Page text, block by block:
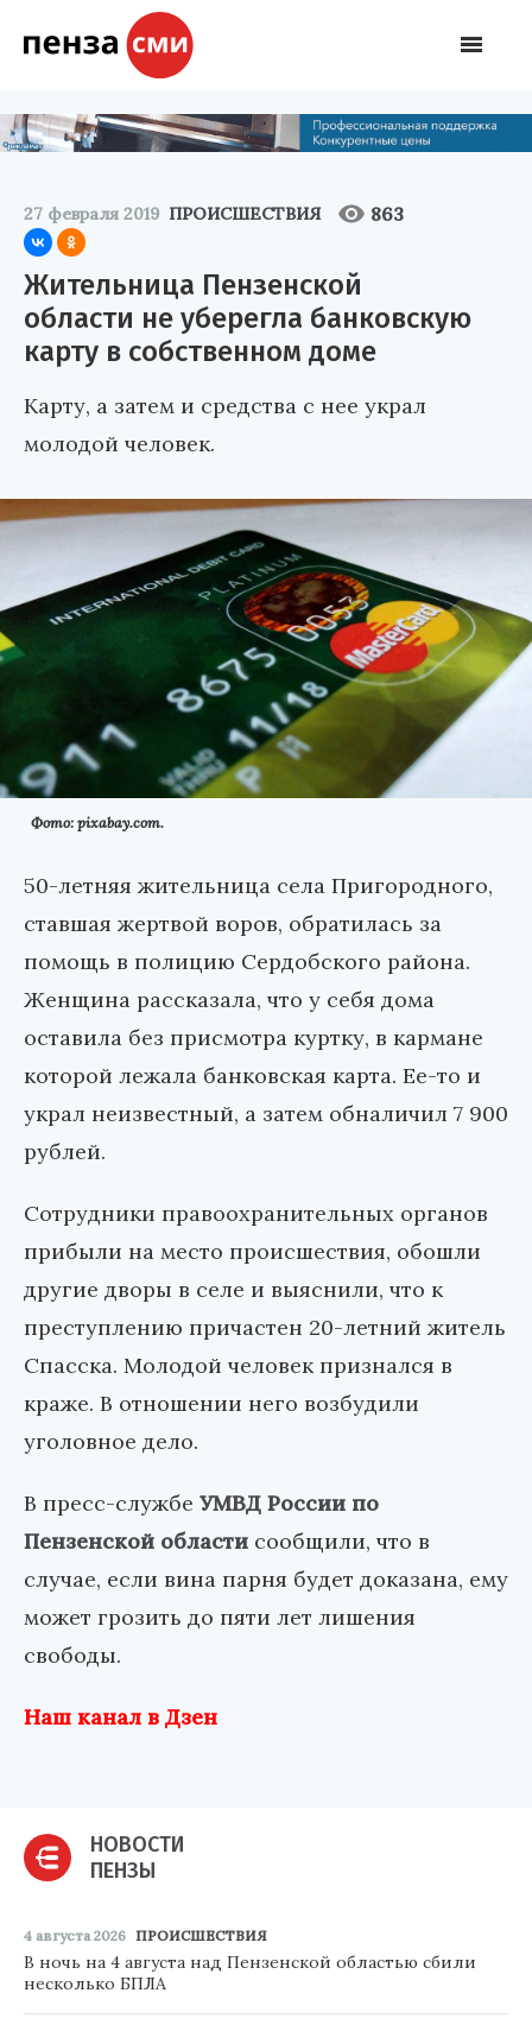
27 февраля 2019 ПРОИСШЕСТВИЯ 863
Жительница Пензенской
области не уберегла банковскую
карту в собственном доме
Карту, а затем и средства с нее украл
молодой человек.
Фото: pixabay.com.
50-летняя жительница села Пригородного,
ставшая жертвой воров, обратилась за
помощь в полицию Сердобского района.
Женщина рассказала, что у себя дома
оставила без присмотра куртку, в кармане
которой лежала банковская карта. Ее-то и
украл неизвестный, а затем обналичил 7 900
рублей.
Сотрудники правоохранительных органов
прибыли на место происшествия, обошли
другие дворы в селе и выяснили, что к
преступлению причастен 20-летний житель
Спасска. Молодой человек признался в
краже. В отношении него возбудили
уголовное дело.
В пресс-службе УМВД России по
Пензенской области сообщили, что в
случае, если вина парня будет доказана, ему
может грозить до пяти лет лишения
свободы.
Наш канал в Дзен
НОВОСТИ
ПЕНЗЫ
4 августа 2026 ПРОИСШЕСТВИЯ
В ночь на 4 августа над Пензенской областью сбили
несколько БПЛА